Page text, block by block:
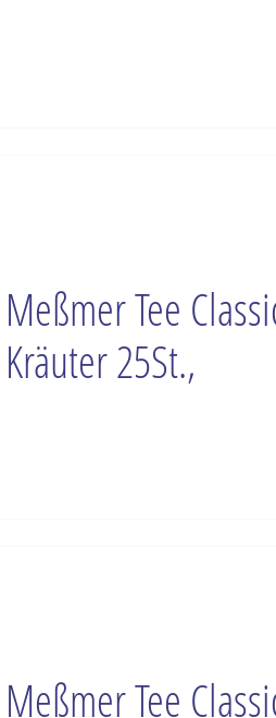
Meßmer Tee
Kräuter 25St.,
Meßmer Tee